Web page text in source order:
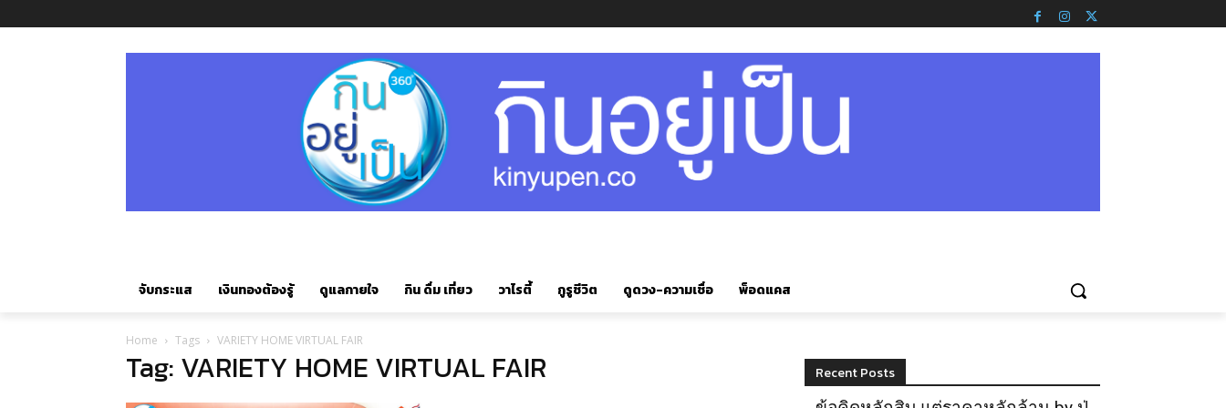
จับกระแส เงินทองต้องรู้ ดูแลกายใจ กิน ดื่ม เที่ยว วาไรตี้ กูรูชีวิต ดูดวง-ความเชื่อ พ็อดแคส
Home Tags VARIETY HOME VIRTUAL FAIR
Tag: VARIETY HOME VIRTUAL FAIR Recent Posts